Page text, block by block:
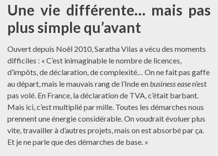
Une vie différente… mais pas
plus simple qu’avant
Ouvert depuis Noël 2010, Saratha Vilas a vécu des moments
difficiles : « C’est inimaginable le nombre de licences,
d’impôts, de déclaration, de complexité… On ne fait pas gaffe
au départ, mais le mauvais rang de l’Inde en business easen’est
pas volé. En France, la déclaration de TVA, c’était barbant.
Mais ici, c’est multiplié par mille. Toutes les démarches nous
prennent une énergie considérable. On voudrait évoluer plus
vite, travailler à d’autres projets, mais on est absorbé par ça.
Et je ne parle que des démarches de base. »